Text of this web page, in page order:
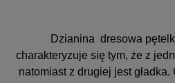
Dzianina dresowa
charakteryzuje się tym, że z
natomiast z drugiej jest